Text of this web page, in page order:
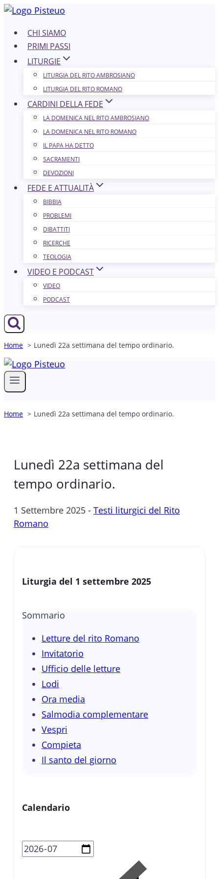
Salta
contenutoCHI SIAMO
PRIMI PASSI
LITURGIE
LITURGIA DEL RITO AMBROSIANO
LITURGIA DEL RITO ROMANO
CARDINI DELLA FEDE
LA DOMENICA NEL R​​​​​​ITO AMBROSIANO
LA DOMENICA NEL RITO ROMANO
IL PAPA HA DETTO
SACRAMENTI
DEVOZIONI
FEDE E ATTUALITÀ
BIBBIA
PROBLEMI
DIBATTITI
RICERCHE
TEOLOGIA
VIDEO E PODCAST
VIDEO
PODCAST
Home Lunedì 22a settimana del tempo ordinario.
Home Lunedì 22a settimana del tempo ordinario.
Lunedì 22a settimana del
tempo ordinario.
1 Settembre 2025 - Testi liturgici del Rito
Romano
Liturgia del 1 settembre 2025
Sommario
Letture del rito Romano
Invitatorio
Ufficio delle letture
Lodi
Ora media
Salmodia complementare
Vespri
Compieta
Il santo del giorno
Calendario